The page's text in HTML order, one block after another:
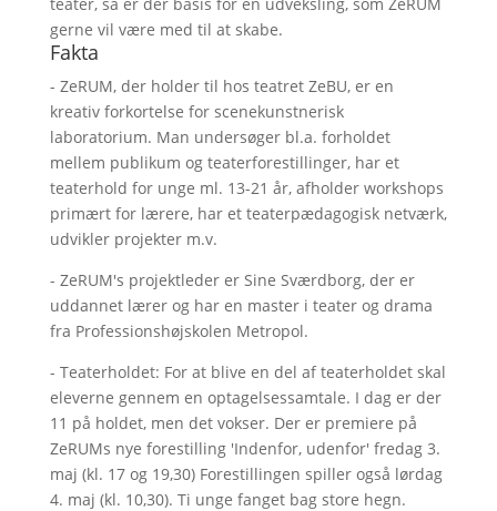
gerne vil være med til at skabe.
Fakta
- ZeRUM, der holder til hos teatret ZeBU, er en
kreativ forkortelse for scenekunstnerisk
laboratorium. Man undersøger bl.a. forholdet
mellem publikum og teaterforestillinger, har et
teaterhold for unge ml. 13-21 år, afholder workshops
primært for lærere, har et teaterpædagogisk netværk,
udvikler projekter m.v.
- ZeRUM's projektleder er Sine Sværdborg, der er
uddannet lærer og har en master i teater og drama
fra Professionshøjskolen Metropol.
- Teaterholdet: For at blive en del af teaterholdet skal
eleverne gennem en optagelsessamtale. I dag er der
11 på holdet, men det vokser. Der er premiere på
ZeRUMs nye forestilling 'Indenfor, udenfor' fredag 3.
maj (kl. 17 og 19,30) Forestillingen spiller også lørdag
4. maj (kl. 10,30). Ti unge fanget bag store hegn.